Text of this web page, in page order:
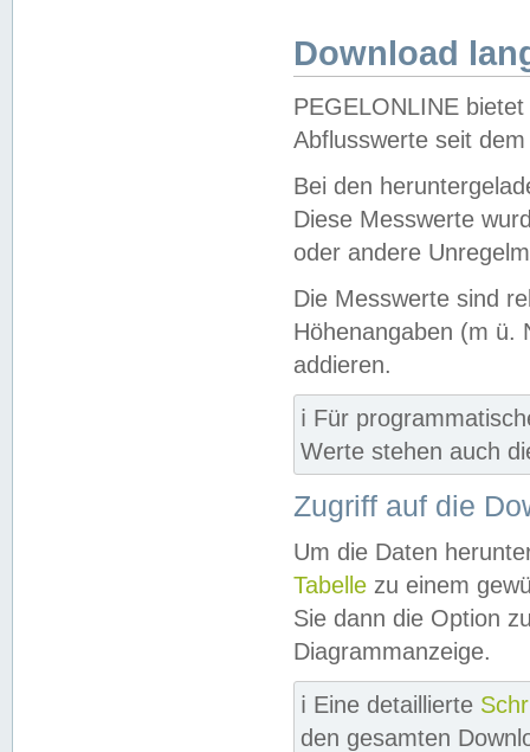
Download
PEGELONLINE
Abflusswerte seit
Bei den
Diese Messwerte
oder andere
Die Messwerte sind
Höhenangaben (m ü.
addieren.
ℹ️ Für
Werte stehen auch
Zugriff auf die
Um die Daten
Tabelle zu einem
Sie dann die Option
Diagrammanzeige.
ℹ️ Eine detaillierte
den gesamten